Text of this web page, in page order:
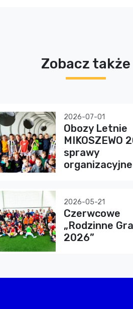
Zobacz także
2026-07-01
Obozy Letnie
MIKOSZEWO
sprawy
2026-05-21
Czerwcowe
„Rodzinne
2026”